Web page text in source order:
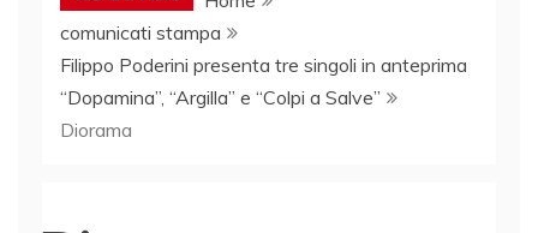
comunicati stampa
Filippo Poderini presenta tre singoli in anteprima
“Dopamina”, “Argilla” e “Colpi a Salve”
Diorama